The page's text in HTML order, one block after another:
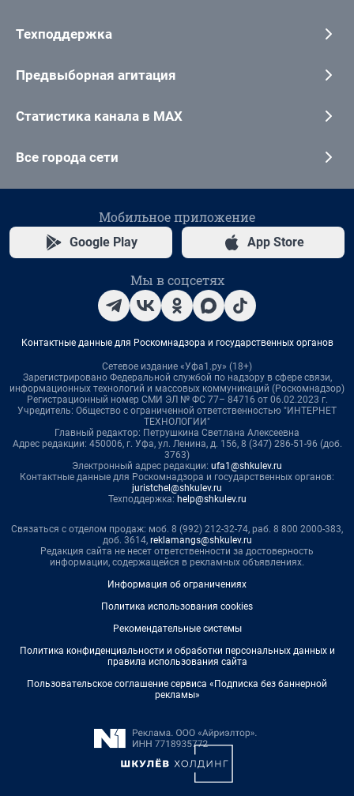
Техподдержка
Предвыборная агитация
Статистика канала в MAX
Все города сети
Мобильное приложение
Google Play App Store
Мы в соцсетях
Контактные данные для Роскомнадзора и государственных органов
Сетевое издание «Уфа1.ру» (18+)
Зарегистрировано Федеральной службой по надзору в сфере связи,
информационных технологий и массовых коммуникаций (Роскомнадзор)
Регистрационный номер СМИ ЭЛ № ФС 77– 84716 от 06.02.2023 г.
Учредитель: Общество с ограниченной ответственностью "ИНТЕРНЕТ
ТЕХНОЛОГИИ"
Главный редактор: Петрушкина Светлана Алексеевна
Адрес редакции: 450006, г. Уфа, ул. Ленина, д. 156, 8 (347) 286-51-96 (доб.
3763)
Электронный адрес редакции: ufa1@shkulev.ru
Контактные данные для Роскомнадзора и государственных органов:
juristchel@shkulev.ru
Техподдержка: help@shkulev.ru
Связаться с отделом продаж: моб. 8 (992) 212-32-74, раб. 8 800 2000-383,
доб. 3614, reklamangs@shkulev.ru
Редакция сайта не несет ответственности за достоверность
информации, содержащейся в рекламных объявлениях.
Информация об ограничениях
Политика использования cookies
Рекомендательные системы
Политика конфиденциальности и обработки персональных данных и
правила использования сайта
Пользовательское соглашение сервиса «Подписка без баннерной
рекламы»